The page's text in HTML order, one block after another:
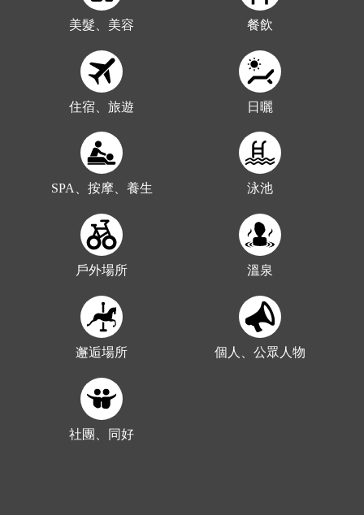
美髮、美容 餐飲
住宿、旅遊 日曬
SPA、按摩、養生 泳池
戶外場所 溫泉
邂逅場所 個人、公眾人物
社團、同好